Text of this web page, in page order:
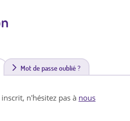
Mot de passe oublié ?
n'hésitez pas à nous